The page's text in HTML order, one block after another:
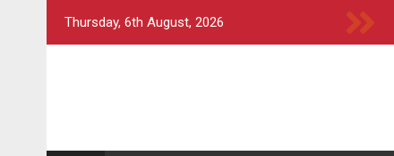
Thursday, 6th August, 2026